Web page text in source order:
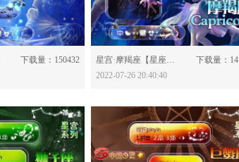
下载量：150432
分享：
星宫·摩羯座【星座版】-628598
下载量：
2022-07-26 20:40:40